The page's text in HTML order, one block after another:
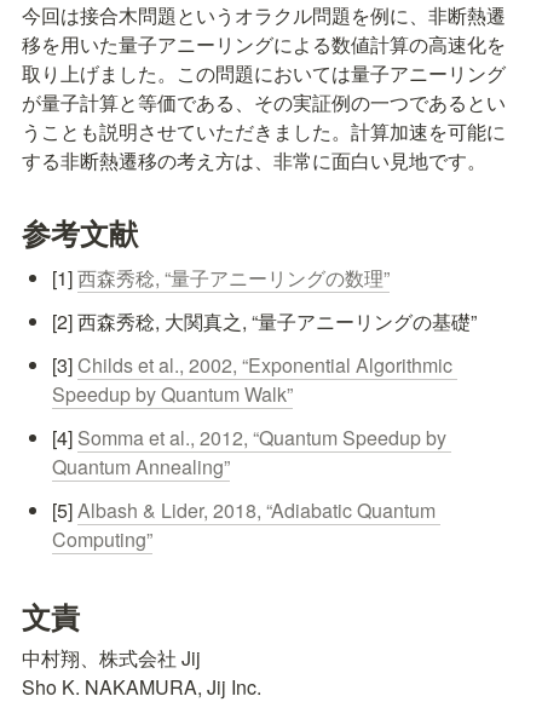
今回は接合木問題というオラクル問題を例に、非断熱遷
移を用いた量子アニーリングによる数値計算の高速化を
取り上げました。この問題においては量子アニーリング
が量子計算と等価である、その実証例の一つであるとい
うことも説明させていただきました。計算加速を可能に
する非断熱遷移の考え方は、非常に面白い見地です。
参考文献
[1] 西森秀稔, “量子アニーリングの数理”
[2] 西森秀稔, 大関真之, “量子アニーリングの基礎”
[3] Childs et al., 2002, “Exponential Algorithmic
Speedup by Quantum Walk”
[4] Somma et al., 2012, “Quantum Speedup by
Quantum Annealing”
[5] Albash & Lider, 2018, “Adiabatic Quantum
Computing”
文責
中村翔、株式会社 Jij
Sho K. NAKAMURA, Jij Inc.